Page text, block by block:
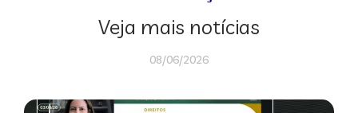
Veja mais notícias
08/06/2026